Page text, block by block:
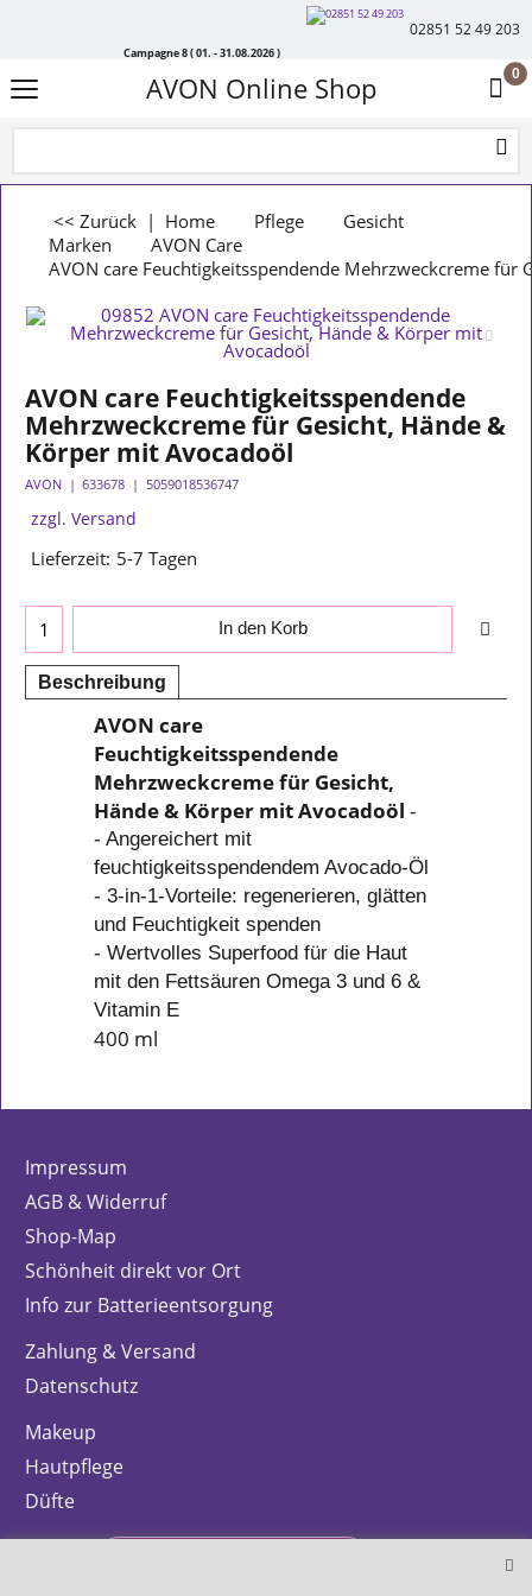
Campagne 8 ( 01. - 31.08.2026 )
02851 52 49 203
AVON Online Shop 0
<< Zurück | Home Pflege
Gesicht
Marken
AVON Care
AVON care Feuchtigkeitsspendende Mehrzweckcreme für
AVON care Feuchtigkeitsspendende
Mehrzweckcreme für Gesicht, Hände &
Körper mit Avocadoöl
AVON 633678 5059018536747
zzgl. Versand
Lieferzeit: 5-7 Tagen
In den Korb
Beschreibung
AVON care
Feuchtigkeitsspendende
Mehrzweckcreme für Gesicht,
Hände & Körper mit Avocadoöl -
- Angereichert mit
feuchtigkeitsspendendem Avocado-Öl
- 3-in-1-Vorteile: regenerieren, glätten
und Feuchtigkeit spenden
- Wertvolles Superfood für die Haut
mit den Fettsäuren Omega 3 und 6 &
Vitamin E
400 ml
Impressum
AGB & Widerruf
Shop-Map
Schönheit direkt vor Ort
Info zur Batterieentsorgung
Zahlung & Versand
Datenschutz
Makeup
Hautpflege
Düfte